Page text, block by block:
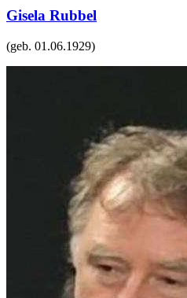
Gisela Rubbel
(geb. 01.06.1929)